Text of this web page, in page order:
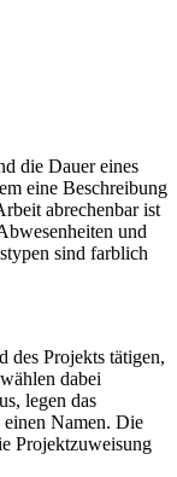
die Dauer eines
eine Beschreibung
abrechenbar ist
und
sind farblich
des Projekts tätigen,
dabei
legen das
Namen. Die
Projektzuweisung